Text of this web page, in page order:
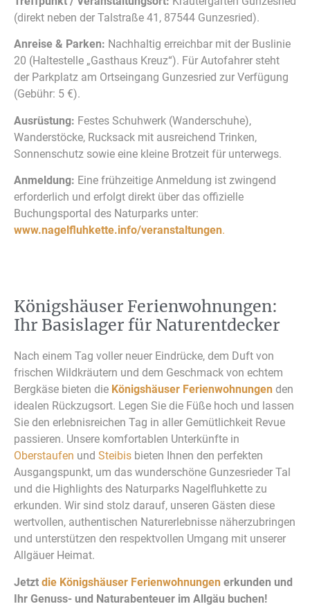
(direkt neben der Talstraße 41, 87544 Gunzesried).
Anreise & Parken: Nachhaltig erreichbar mit der Buslinie
20 (Haltestelle „Gasthaus Kreuz“). Für Autofahrer steht
der Parkplatz am Ortseingang Gunzesried zur Verfügung
(Gebühr: 5 €).
Ausrüstung: Festes Schuhwerk (Wanderschuhe),
Wanderstöcke, Rucksack mit ausreichend Trinken,
Sonnenschutz sowie eine kleine Brotzeit für unterwegs.
Anmeldung: Eine frühzeitige Anmeldung ist zwingend
erforderlich und erfolgt direkt über das offizielle
Buchungsportal des Naturparks unter:
www.nagelfluhkette.info/veranstaltungen.
Königshäuser Ferienwohnungen:
Ihr Basislager für Naturentdecker
Nach einem Tag voller neuer Eindrücke, dem Duft von
frischen Wildkräutern und dem Geschmack von echtem
Bergkäse bieten die Königshäuser Ferienwohnungen den
idealen Rückzugsort. Legen Sie die Füße hoch und lassen
Sie den erlebnisreichen Tag in aller Gemütlichkeit Revue
passieren. Unsere komfortablen Unterkünfte in
Oberstaufen und Steibis bieten Ihnen den perfekten
Ausgangspunkt, um das wunderschöne Gunzesrieder Tal
und die Highlights des Naturparks Nagelfluhkette zu
erkunden. Wir sind stolz darauf, unseren Gästen diese
wertvollen, authentischen Naturerlebnisse näherzubringen
und unterstützen den respektvollen Umgang mit unserer
Allgäuer Heimat.
Jetzt die Königshäuser Ferienwohnungen erkunden und
Ihr Genuss- und Naturabenteuer im Allgäu buchen!